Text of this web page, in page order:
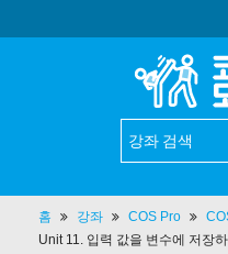
홈 강좌 COS Pro
Unit 11. 입력 값을 변수에 저장하